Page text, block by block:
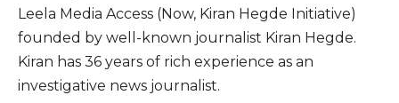
Leela Media Access (Now, Kiran Hegde Initiative)
founded by well-known journalist Kiran Hegde.
Kiran has 36 years of rich experience as an
investigative news journalist.